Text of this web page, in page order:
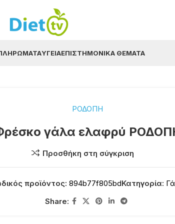
ΥΓΕΊΑΕΠΙΣΤΗΜΟΝΙΚΆ ΘΈΜΑΤΑ
ΡΟΔΟΠΗ
γάλα ελαφρύ
Προσθήκη στη σύγκριση
προϊόντος:894b77f805bdΚατηγορία:
Share: